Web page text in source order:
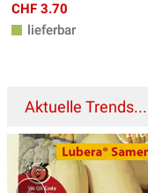
CHF 3.70
lieferbar
Aktuelle Trends...